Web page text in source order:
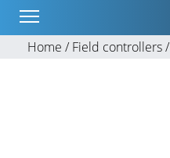
Home /Field controllers /